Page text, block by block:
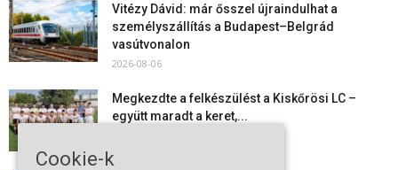
Vitézy Dávid: már ősszel újraindulhat a
személyszállítás a Budapest–Belgrád
vasútvonalon
2026-08-06
Megkezdte a felkészülést a Kiskőrösi LC –
együtt maradt a keret,...
Cookie-k